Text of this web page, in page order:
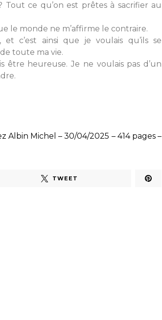
Tout ce qu’on est prêtes à sacrifier au
le monde ne m’affirme le contraire.
c’est ainsi que je voulais qu’ils se
toute ma vie.
être heureuse. Je ne voulais pas d’un
Albin Michel – 30/04/2025 – 414 pages –
TWEET